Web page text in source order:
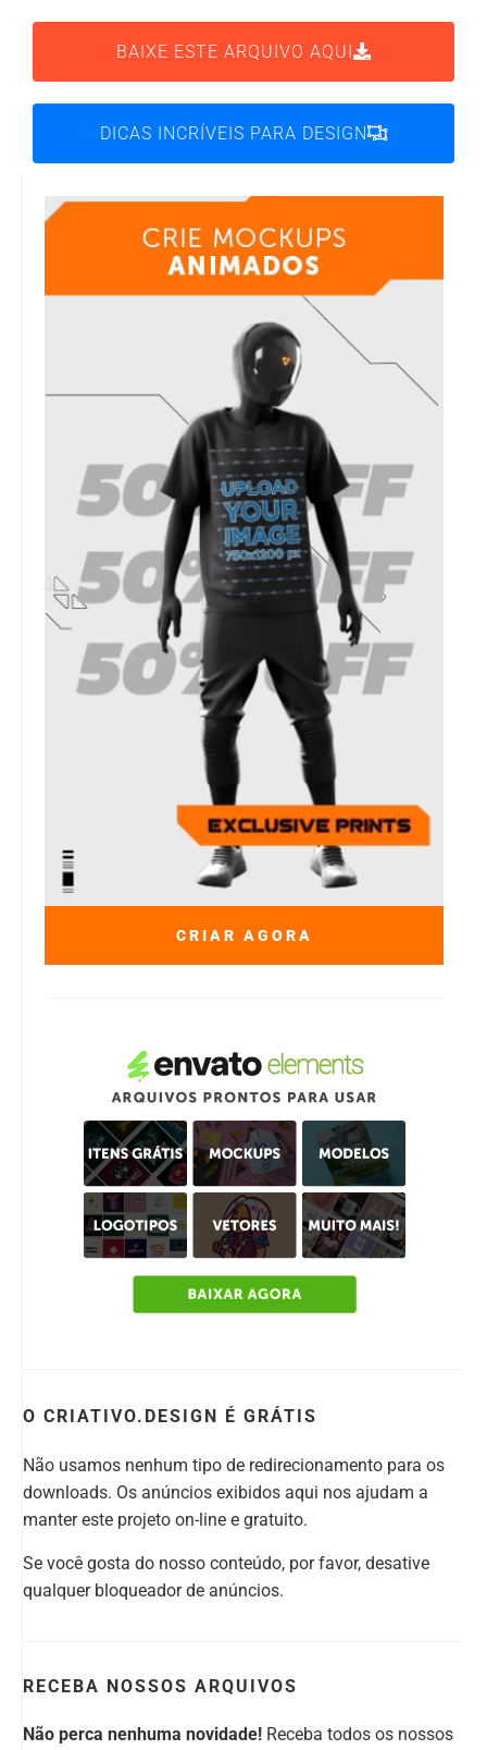
BAIXE ESTE ARQUIVO AQUI
DICAS INCRÍVEIS PARA DESIGN
CRIAR AGORA
O CRIATIVO.DESIGN É GRÁTIS
Não usamos nenhum tipo de redirecionamento para os
downloads. Os anúncios exibidos aqui nos ajudam a
manter este projeto on-line e gratuito.
Se você gosta do nosso conteúdo, por favor, desative
qualquer bloqueador de anúncios.
RECEBA NOSSOS ARQUIVOS
Não perca nenhuma novidade! Receba todos os nossos